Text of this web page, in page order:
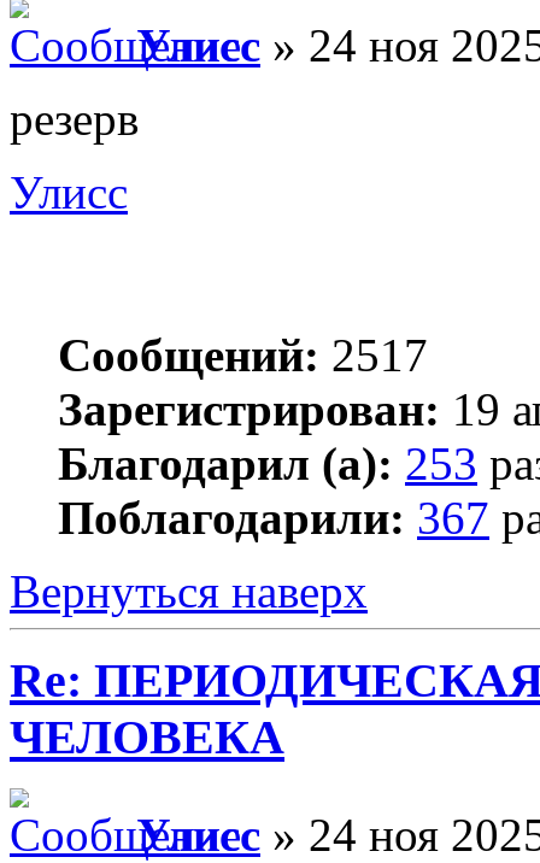
Улисс » 24 ноя
резерв
Улисс
Сообщений: 2517
Зарегистрирован: 19
Благодарил (а): 253
Поблагодарили: 367
Вернуться наверх
Re:
ЧЕЛОВЕКА
Улисс » 24 ноя